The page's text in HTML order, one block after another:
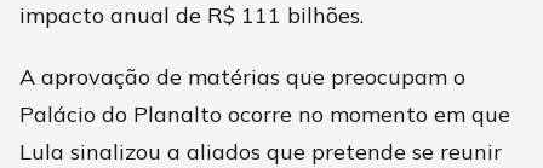
impacto anual de R$ 111 bilhões.
A aprovação de matérias que preocupam o
Palácio do Planalto ocorre no momento em que
Lula sinalizou a aliados que pretende se reunir